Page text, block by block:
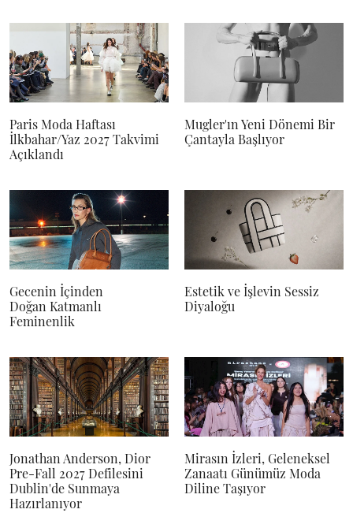
Paris Moda Haftası
İlkbahar/Yaz 2027 Takvimi
Açıklandı
Mugler'ın Yeni Dönemi Bir
Çantayla Başlıyor
Gecenin İçinden
Doğan Katmanlı
Feminenlik
Estetik ve İşlevin Sessiz
Diyaloğu
Jonathan Anderson, Dior
Pre-Fall 2027 Defilesini
Dublin'de Sunmaya
Hazırlanıyor
Mirasın İzleri, Geleneksel
Zanaatı Günümüz Moda
Diline Taşıyor